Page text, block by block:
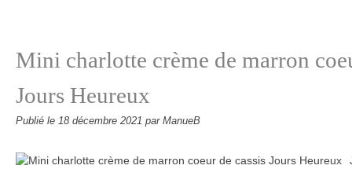
Mini charlotte crème de marron
Jours Heureux
Publié le 18 décembre 2021 par ManueB